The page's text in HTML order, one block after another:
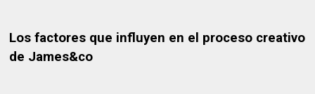
Los factores que influyen en el proceso creativo
de James&co